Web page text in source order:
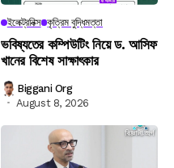
ইলেক্ট্রনিক্স কৃত্রিম বুদ্ধিমত্তা
ভবিষ্যতের কম্পিউটিং নিয়ে ড. আসিফ
খানের বিশেষ সাক্ষাৎকার
Biggani Org
August 8, 2026